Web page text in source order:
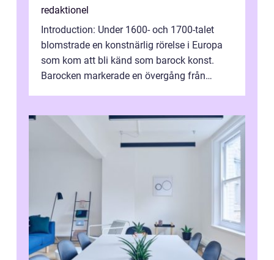
redaktionel
Introduction: Under 1600- och 1700-talet
blomstrade en konstnärlig rörelse i Europa
som kom att bli känd som barock konst.
Barocken markerade en övergång från